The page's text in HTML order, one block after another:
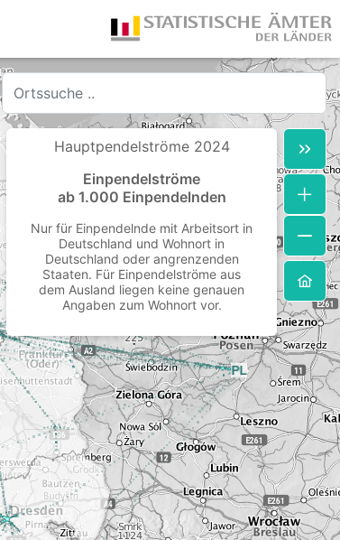
No
results
found
Hauptpendelströme 2024
Einpendelströme
ab 1.000 Einpendelnden
Nur für Einpendelnde mit Arbeitsort in
Deutschland und Wohnort in
Deutschland oder angrenzenden
Staaten. Für Einpendelströme aus
dem Ausland liegen keine genauen
Angaben zum Wohnort vor.